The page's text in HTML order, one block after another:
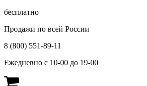
бесплатно
Продажи по всей России
8 (800) 551-89-11
Ежедневно с 10-00 до 19-00